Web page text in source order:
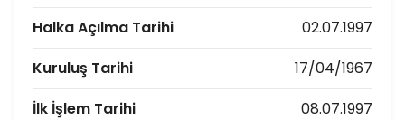
Halka Açılma Tarihi
02.07.1997
Kuruluş Tarihi
17/04/1967
İlk İşlem Tarihi
08.07.1997